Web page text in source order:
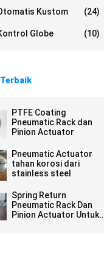
Kustom (24)
Globe (10)
PTFE Coating
Pneumatic Rack dan
Pinion Actuator
Pneumatic Actuator
tahan korosi dari
stainless steel
Spring Return
Pneumatic Rack Dan
Pinion Actuator Untuk